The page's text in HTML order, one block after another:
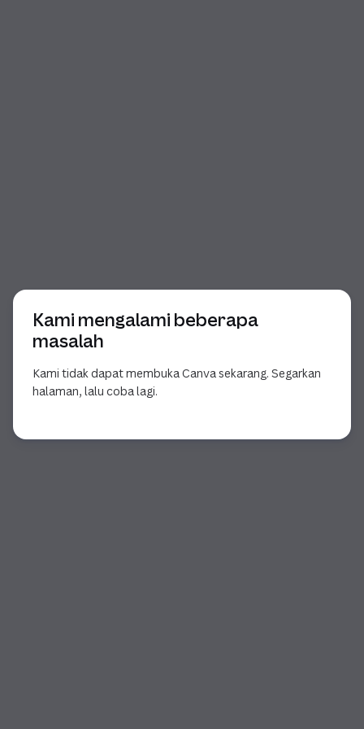
Kami mengalami beberapa
masalah
Kami tidak dapat membuka Canva sekarang. Segarkan
halaman, lalu coba lagi.